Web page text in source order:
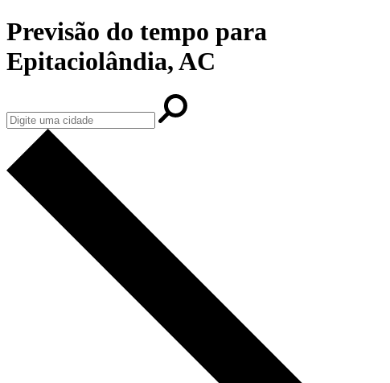
Previsão do tempo para
Epitaciolândia, AC